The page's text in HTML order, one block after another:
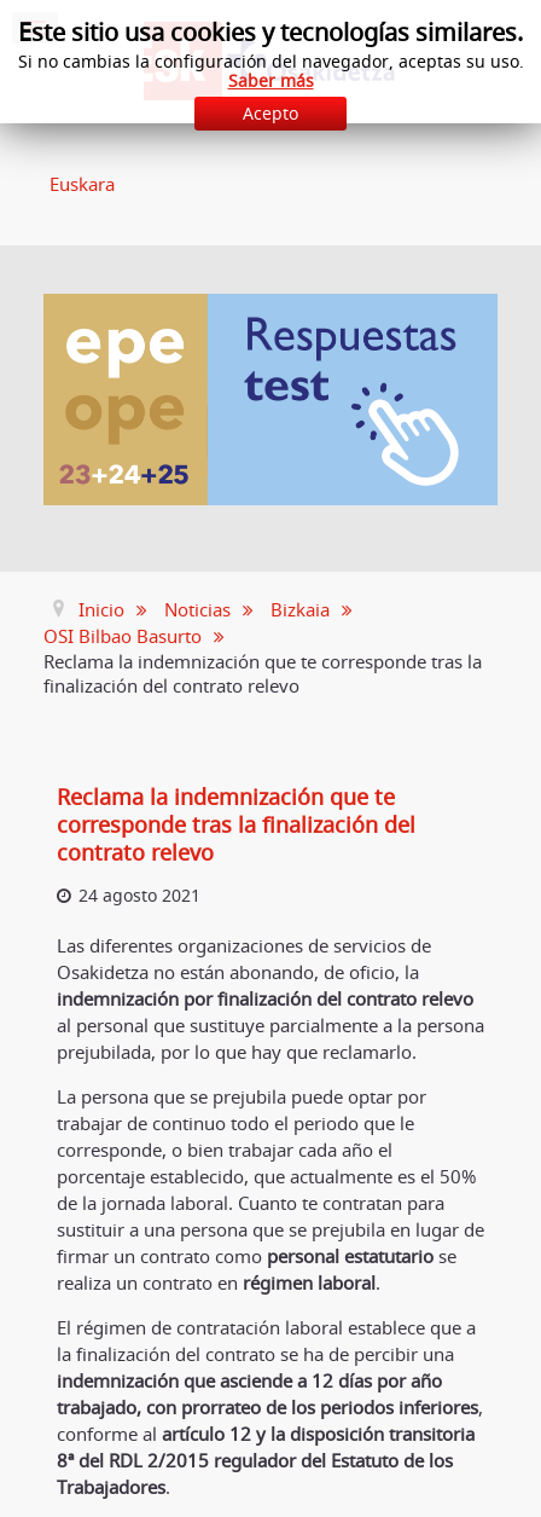
Euskara
Inicio Noticias
Bizkaia
OSI Bilbao Basurto
Reclama la indemnización que te corresponde tras la
finalización del contrato relevo
Reclama la indemnización que te
corresponde tras la finalización del
contrato relevo
24 agosto 2021
Las diferentes organizaciones de servicios de
Osakidetza no están abonando, de oficio, la
indemnización por finalización del contrato relevo
al personal que sustituye parcialmente a la persona
prejubilada, por lo que hay que reclamarlo.
La persona que se prejubila puede optar por
trabajar de continuo todo el periodo que le
corresponde, o bien trabajar cada año el
porcentaje establecido, que actualmente es el 50%
de la jornada laboral. Cuanto te contratan para
sustituir a una persona que se prejubila en lugar de
firmar un contrato como personal estatutariose
realiza un contrato en régimen laboral.
El régimen de contratación laboral establece que a
la finalización del contrato se ha de percibir una
indemnización queasciende a 12 días por año
trabajado, con prorrateo de losperiodos inferiores,
conforme al artículo 12 y la disposición transitoria
8ª del RDL 2/2015 regulador del Estatuto de los
Trabajadores.
Este sitio usa cookies y tecnologías similares.
Si no cambias la configuración del navegador, aceptas su uso.
Saber más
Acepto